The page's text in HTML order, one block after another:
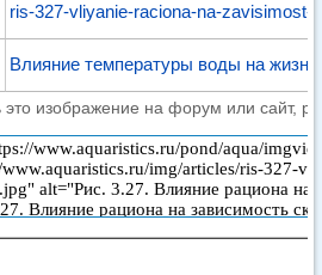
ris-327-vliyanie-raciona-na-zavisimost-
Влияние температуры воды на
это изображение на форум или сайт,